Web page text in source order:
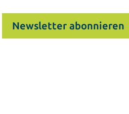
Newsletter abonnieren